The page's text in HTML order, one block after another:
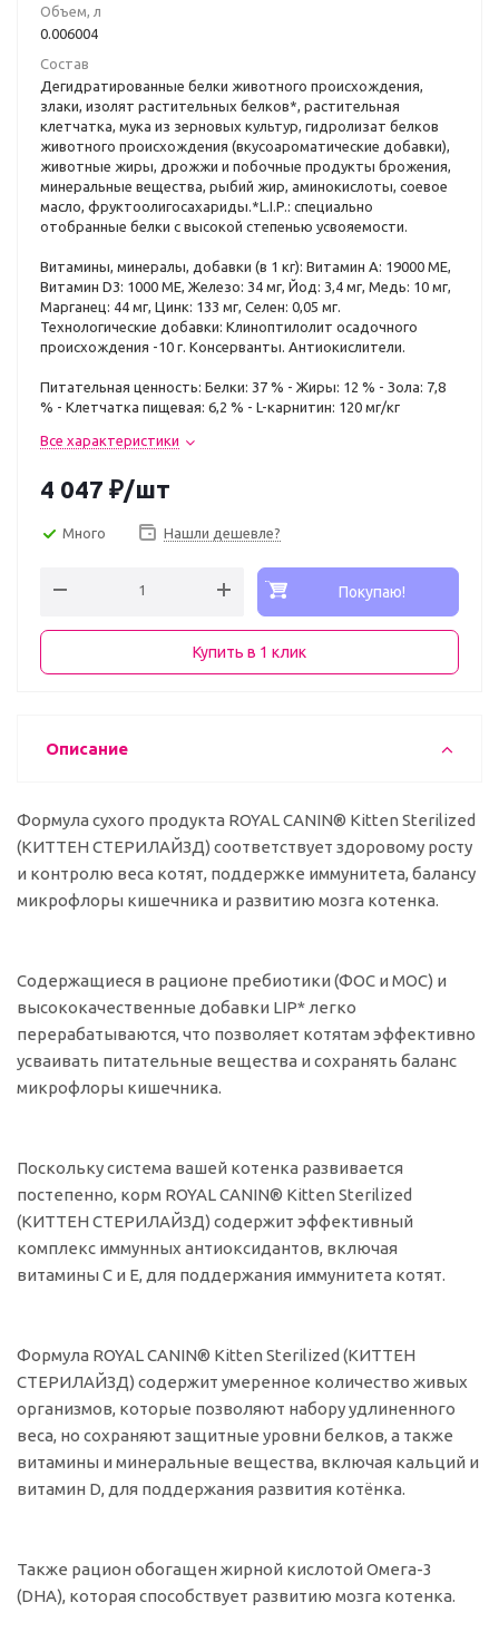
Объем, л
0.006004
Состав
Дегидратированные белки животного происхождения,
злаки, изолят растительных белков*, растительная
клетчатка, мука из зерновых культур, гидролизат белков
животного происхождения (вкусоароматические добавки),
животные жиры, дрожжи и побочные продукты брожения,
минеральные вещества, рыбий жир, аминокислоты, соевое
масло, фруктоолигосахариды.*L.I.P.: специально
отобранные белки с высокой степенью усвояемости.
Витамины, минералы, добавки (в 1 кг): Витамин A: 19000 ME,
Витамин D3: 1000 ME, Железо: 34 мг, Йод: 3,4 мг, Медь: 10 мг,
Марганец: 44 мг, Цинк: 133 мг, Ceлeн: 0,05 мг.
Технологические добавки: Клиноптилолит осадочного
происхождения -10 г. Консерванты. Антиокислители.
Питательная ценность: Белки: 37 % - Жиры: 12 % - Зола: 7,8
% - Клетчатка пищевая: 6,2 % - L-карнитин: 120 мг/кг
Все характеристики
4 047 ₽/шт
Много Нашли дешевле?
Покупаю!
Купить в 1 клик
Описание
Формула сухого продукта ROYAL CANIN® Kitten Sterilized
(КИТТЕН СТЕРИЛАЙЗД) соответствует здоровому росту
и контролю веса котят, поддержке иммунитета, балансу
микрофлоры кишечника и развитию мозга котенка.
Содержащиеся в рационе пребиотики (ФОС и МОС) и
высококачественные добавки LIP* легко
перерабатываются, что позволяет котятам эффективно
усваивать питательные вещества и сохранять баланс
микрофлоры кишечника.
Поскольку система вашей котенка развивается
постепенно, корм ROYAL CANIN® Kitten Sterilized
(КИТТЕН СТЕРИЛАЙЗД) содержит эффективный
комплекс иммунных антиоксидантов, включая
витамины С и Е, для поддержания иммунитета котят.
Формула ROYAL CANIN® Kitten Sterilized (КИТТЕН
СТЕРИЛАЙЗД) содержит умеренное количество живых
организмов, которые позволяют набору удлиненного
веса, но сохраняют защитные уровни белков, а также
витамины и минеральные вещества, включая кальций и
витамин D, для поддержания развития котёнка.
Также рацион обогащен жирной кислотой Омега-3
(DHA), которая способствует развитию мозга котенка.